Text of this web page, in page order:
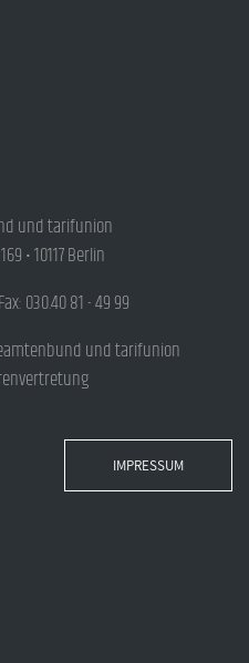
und tarifunion
• 10117 Berlin
030.40 81 - 49 99
und tarifunion
IMPRESSUM